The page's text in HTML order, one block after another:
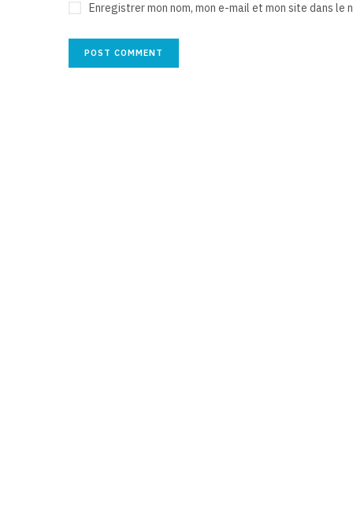
Enregistrer mon nom, mon e-mail et mon site dans le